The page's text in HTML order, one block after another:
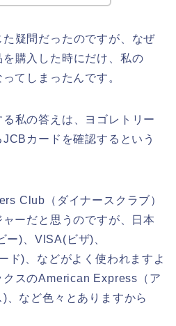
疑問だったのですが、なぜ
購入した時にだけ、私の
てしまったんです。
私の答えは、ヨゴレトリー
カードを確認するという
Club（ダイナースクラブ）
ーだと思うのですが、日本
ー)、VISA(ビザ)、
ド)、などがよく使われますよ
クスのAmerican Express（ア
、など色々とありますから